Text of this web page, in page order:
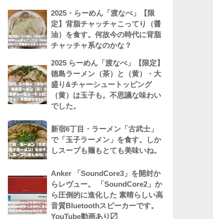
2025・らーめん「渡なべ」【限
定】背脂チャッチャこってり（醤
油）を食す。何故今の時代に背脂
チャッチャ系なのかな？
2025 らーめん「渡なべ」【限定】
徳島ラーメン（茶）と（黄）・大
盛り&チャーシュートッピング
（黄）は玉子も。不思議な味わい
でした。
新宿6丁目・ラーメン「古武士」
で「玉子ラーメン」を食す。しか
しスープも麺もとても美味いね。
Anker 「SoundCore3」を開封か
らレヴュー。 「SoundCore2」か
ら圧倒的に進化した 素晴らしい高
音質Bluetoothスピーカーです。
YouTube動画あり〼